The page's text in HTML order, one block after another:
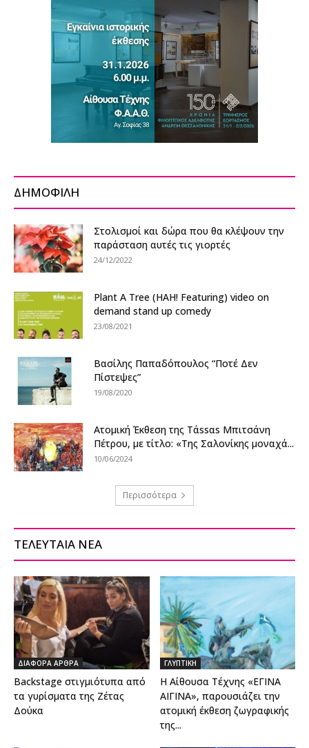
ΔΗΜΟΦΙΛΗ
Στολισμοί και δώρα που θα κλέψουν την
παράσταση αυτές τις γιορτές
24/12/2022
Plant A Tree (HAH! Featuring) video on
demand stand up comedy
23/08/2021
Βασίλης Παπαδόπουλος “Ποτέ Δεν
Πίστεψες”
19/08/2020
Ατομική Έκθεση της Τάssαs Μπιτσάνη
Πέτρου, με τίτλο: «Της Σαλονίκης μοναχά...
10/06/2024
Περισσότερα
ΤΕΛΕΥΤΑΙΑ ΝΕΑ
ΔΙΑΦΟΡΑ ΑΡΘΡΑ
Backstage στιγμιότυπα από
τα γυρίσματα της Ζέτας
Δούκα
ΓΛΥΠΤΙΚΗ
Η Αίθουσα Τέχνης «ΕΓΙΝΑ
ΑΙΓΙΝΑ», παρουσιάζει την
ατομική έκθεση ζωγραφικής
της...